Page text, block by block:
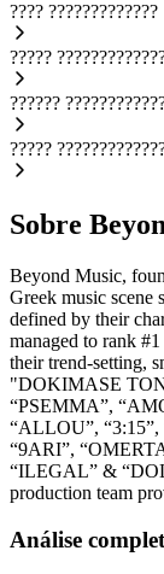
???? ?????????????
?????
??????
?????
Sobre
Beyond Music,
Greek music scene
defined by their
managed to rank
their trend-setting,
"DOKIMASE
“PSEMMA”,
“ALLOU”,
“9ARI”,
“ILEGAL” &
production team
Análise